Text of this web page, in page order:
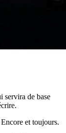
servira de base
et toujours.